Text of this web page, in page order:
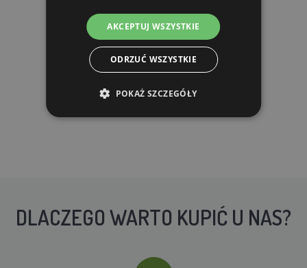
DO KOSZYKA
DLACZEGO WARTO KUPIĆ U NAS?
AKCEPTUJ WSZYSTKIE
ODRZUĆ WSZYSTKIE
POKAŻ SZCZEGÓŁY